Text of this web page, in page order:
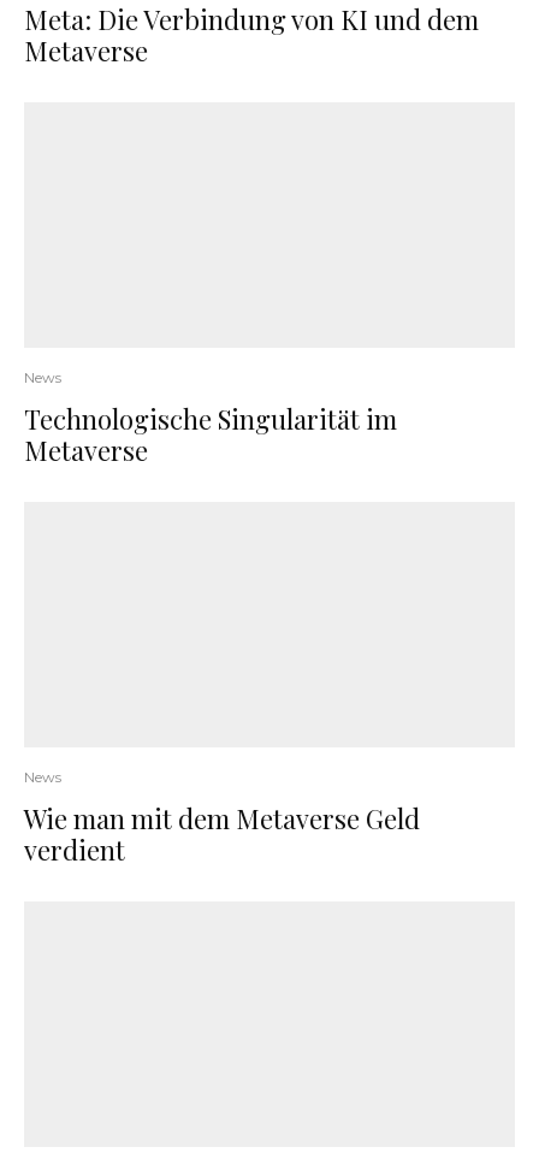
Meta: Die Verbindung von KI und dem
Metaverse
News
Technologische Singularität im
Metaverse
News
Wie man mit dem Metaverse Geld
verdient